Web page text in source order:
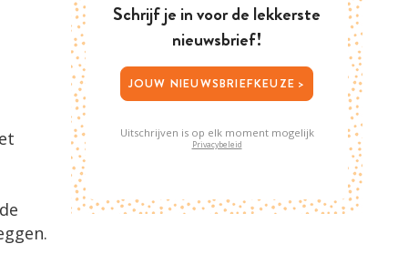
Schrijf je in voor de lekkerste
nieuwsbrief!
JOUW NIEUWSBRIEFKEUZE >
Uitschrijven is op elk moment mogelijk
Privacybeleid